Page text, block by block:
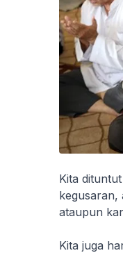
Kita
kegusaran,
ataupun
Kita juga